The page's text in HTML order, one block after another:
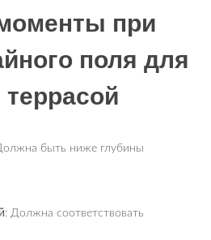
при
поля для
быть ниже глубины
: Должна соответствовать